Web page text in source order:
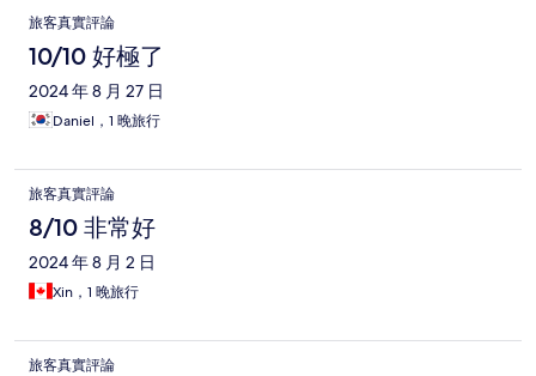
旅客真實評論
10/10 好極了
2024 年 8 月 27 日
Daniel，1 晚旅行
旅客真實評論
8/10 非常好
2024 年 8 月 2 日
Xin，1 晚旅行
旅客真實評論